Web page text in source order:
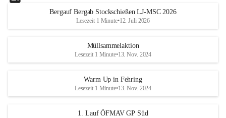
Bergauf Bergab Stockschießen LJ-MSC 2026
Lesezeit 1 Minute•12. Juli 2026
Müllsammelaktion
Lesezeit 1 Minute•13. Nov. 2024
Warm Up in Fehring
Lesezeit 1 Minute•13. Nov. 2024
1. Lauf ÖFMAV GP Süd